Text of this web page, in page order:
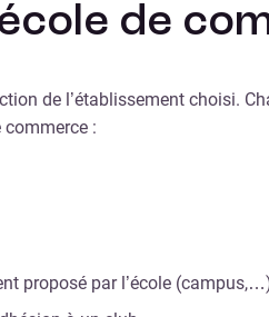
de
de l’établissement choisi.
commerce :
proposé par l’école